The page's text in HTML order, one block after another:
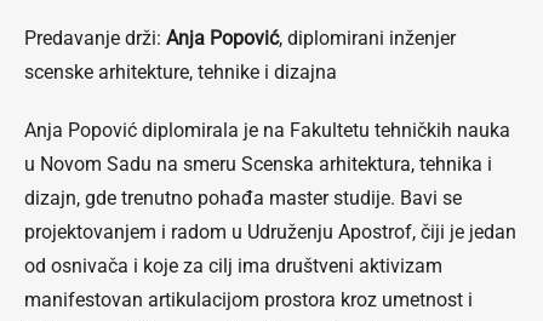
Predavanje drži: Anja Popović, diplomirani inženjer
scenske arhitekture, tehnike i dizajna
Anja Popović diplomirala je na Fakultetu tehničkih nauka
u Novom Sadu na smeru Scenska arhitektura, tehnika i
dizajn, gde trenutno pohađa master studije. Bavi se
projektovanjem i radom u Udruženju Apostrof, čiji je jedan
od osnivača i koje za cilj ima društveni aktivizam
manifestovan artikulacijom prostora kroz umetnost i